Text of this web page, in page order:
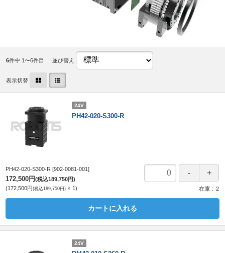
6件中 1〜6件目 並び替え
表示切替
24V
PH42-020-S300-R
PH42-020-S300-R [902-0081-001]
172,500円(税込189,750円)
172,500円(税込189,750円) 1 在庫 2
カートに入れる
24V